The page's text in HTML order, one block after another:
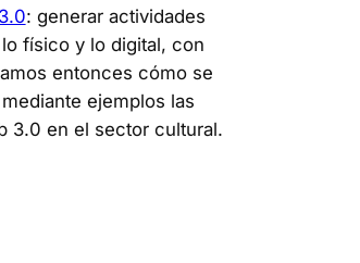
: generar actividades
físico y lo digital, con
entonces cómo se
ejemplos las
3.0 en el sector cultural.